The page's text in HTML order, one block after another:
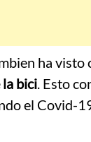
ha visto
la bici. Esto
el Covid-